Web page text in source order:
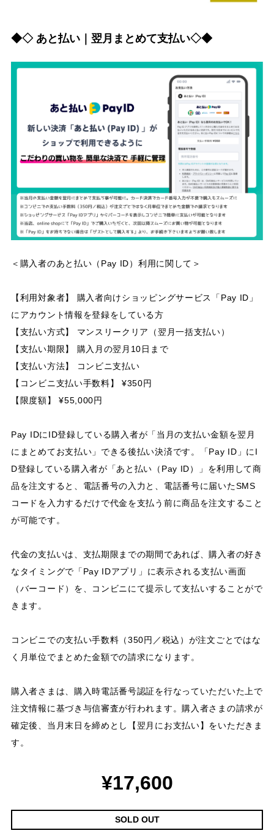
◆◇ あと払い｜翌月まとめて支払い◇◆
＜購入者のあと払い（Pay ID）利用に関して＞
【利用対象者】 購入者向けショッピングサービス「Pay ID」
にアカウント情報を登録をしている方
【支払い方式】 マンスリークリア（翌月一括支払い）
【支払い期限】 購入月の翌月10日まで
【支払い方法】 コンビニ支払い
【コンビニ支払い手数料】 ¥350円
【限度額】 ¥55,000円
Pay IDにID登録している購入者が「当月の支払い金額を翌月
にまとめてお支払い」できる後払い決済です。「Pay ID」にI
D登録している購入者が「あと払い（Pay ID）」を利用して商
品を注文すると、電話番号の入力と、電話番号に届いたSMS
コードを入力するだけで代金を支払う前に商品を注文すること
が可能です。
代金の支払いは、支払期限までの期間であれば、購入者の好き
なタイミングで「Pay IDアプリ」に表示される支払い画面
（バーコード）を、コンビニにて提示して支払いすることがで
きます。
コンビニでの支払い手数料（350円／税込）が注文ごとではな
く月単位でまとめた金額での請求になります。
購入者さまは、購入時電話番号認証を行なっていただいた上で
注文情報に基づき与信審査が行われます。購入者さまの請求が
確定後、当月末日を締めとし【翌月にお支払い】をいただきま
す。
¥17,600
SOLD OUT